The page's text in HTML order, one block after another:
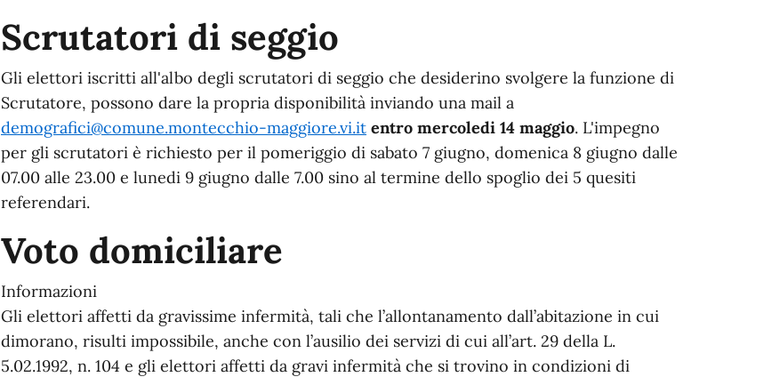
Scrutatori di seggio
Gli elettori iscritti all'albo degli scrutatori di seggio che desiderino svolgere la funzione di
Scrutatore, possono dare la propria disponibilità inviando una mail a
demografici@comune.montecchio-maggiore.vi.it entro mercoledi 14 maggio. L'impegno
per gli scrutatori è richiesto per il pomeriggio di sabato 7 giugno, domenica 8 giugno dalle
07.00 alle 23.00 e lunedi 9 giugno dalle 7.00 sino al termine dello spoglio dei 5 quesiti
referendari.
Voto domiciliare
Informazioni
Gli elettori affetti da gravissime infermità, tali che l’allontanamento dall’abitazione in cui
dimorano, risulti impossibile, anche con l’ausilio dei servizi di cui all’art. 29 della L.
5.02.1992, n. 104 e gli elettori affetti da gravi infermità che si trovino in condizioni di